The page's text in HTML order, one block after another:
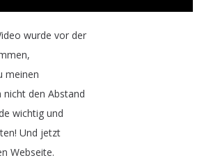
wurde vor der
,
meinen
nicht den Abstand
wichtig und
! Und jetzt
Webseite.